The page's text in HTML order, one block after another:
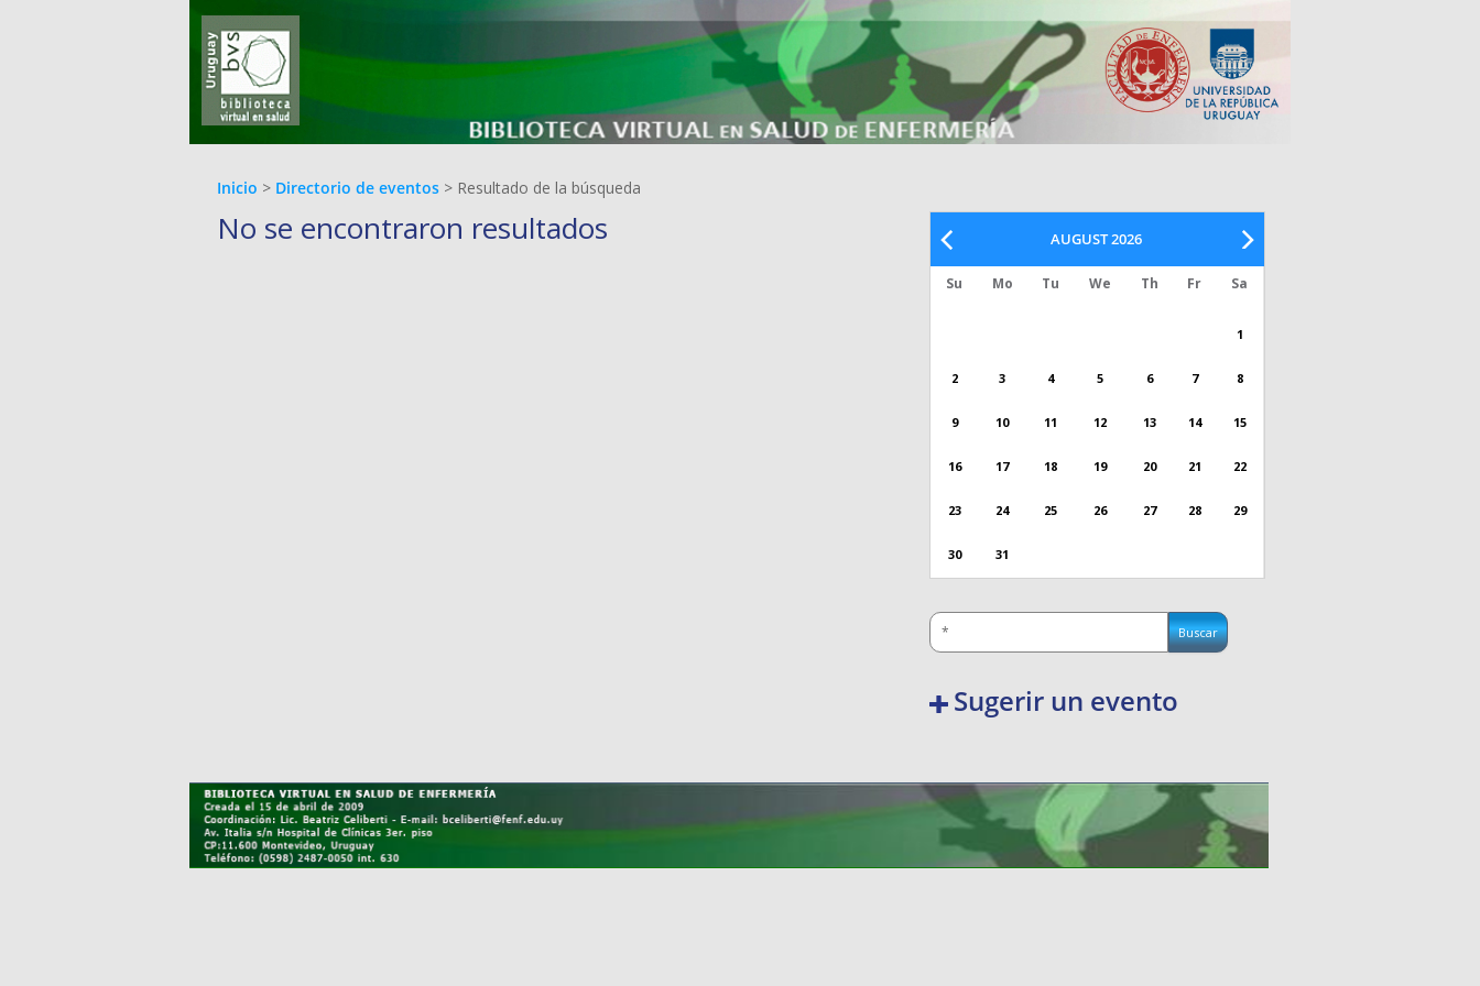
Inicio > Directorio de eventos > Resultado de la búsqueda
No se encontraron resultados AUGUST2026
Su Mo Tu We Th Fr Sa
1
2 3 4 5 6 7 8
9 10 11 12 13 14 15
16 17 18 19 20 21 22
23 24 25 26 27 28 29
30 31
Sugerir un evento